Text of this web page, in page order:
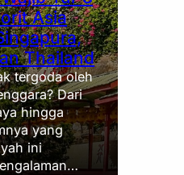
Asia
Thailand
tergoda oleh
Dari
hingga
yang
ini